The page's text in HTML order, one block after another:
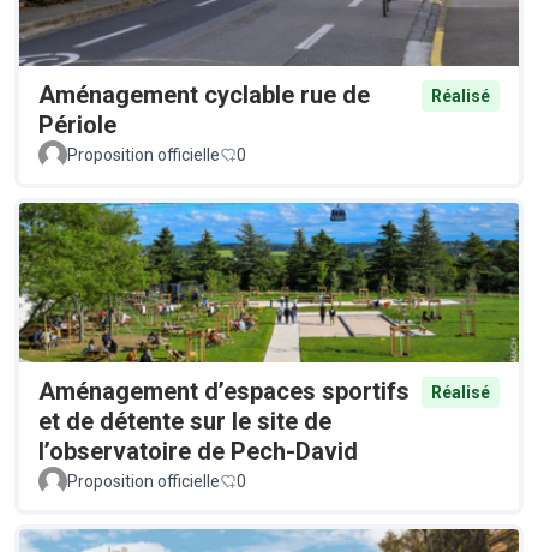
Aménagement cyclable rue de
Périole
Réalisé
Proposition officielle 0
Aménagement d’espaces sportifs
et de détente sur le site de
l’observatoire de Pech-David
Réalisé
Proposition officielle 0